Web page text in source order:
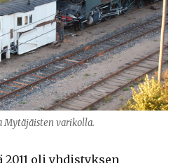
Mytäjäisten varikolla.
2011 oli yhdistyksen